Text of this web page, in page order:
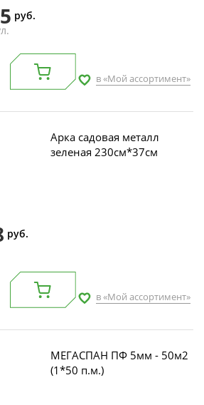
руб.
в «Мой ассортимент»
Арка садовая металл
зеленая 230см*37см
руб.
в «Мой ассортимент»
МЕГАСПАН ПФ 5мм - 50м2
(1*50 п.м.)